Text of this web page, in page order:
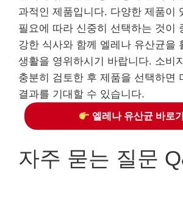
과적인 제품입니다. 다양한 제품이
필요에 따라 신중히 선택하는 것이
강한 식사와 함께 엘레나 유산균을
생활을 영위하시기 바랍니다. 소비
충분히 검토한 후 제품을 선택하면
결과를 기대할 수 있습니다.
엘레나 유산균 바로
자주 묻는 질문